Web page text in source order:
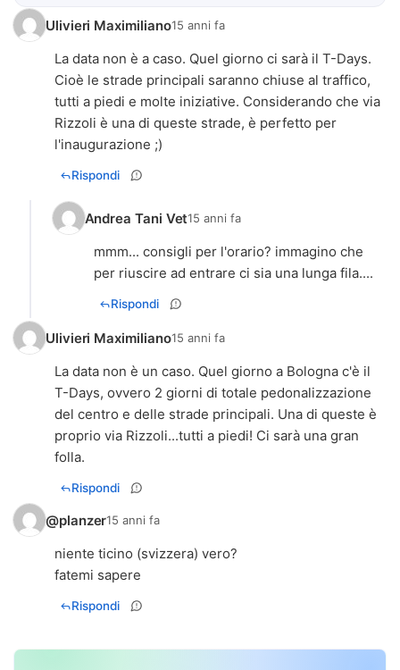
Ulivieri Maximiliano15 anni fa
La data non è a caso. Quel giorno ci sarà il T-Days.
Cioè le strade principali saranno chiuse al traffico,
tutti a piedi e molte iniziative. Considerando che via
Rizzoli è una di queste strade, è perfetto per
l'inaugurazione ;)
Rispondi
Andrea Tani Vet15 anni fa
mmm... consigli per l'orario? immagino che
per riuscire ad entrare ci sia una lunga fila....
Rispondi
Ulivieri Maximiliano15 anni fa
La data non è un caso. Quel giorno a Bologna c'è il
T-Days, ovvero 2 giorni di totale pedonalizzazione
del centro e delle strade principali. Una di queste è
proprio via Rizzoli...tutti a piedi! Ci sarà una gran
folla.
Rispondi
@planzer15 anni fa
niente ticino (svizzera) vero?
fatemi sapere
Rispondi